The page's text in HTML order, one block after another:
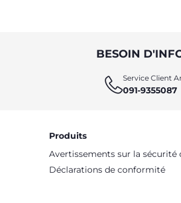
BESOIN
Service Client
091-9355087
Produits
Avertissements sur la sécurité
Déclarations de conformité